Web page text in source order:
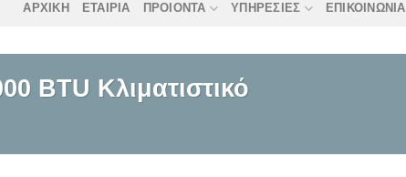
ΑΡΧΙΚΗ ΕΤΑΙΡΊΑ ΠΡΟΙΟΝΤΑ ΥΠΗΡΕΣΊΕΣ ΕΠΙΚΟΙΝΩΝΙΑ
BTU Κλιματιστικό